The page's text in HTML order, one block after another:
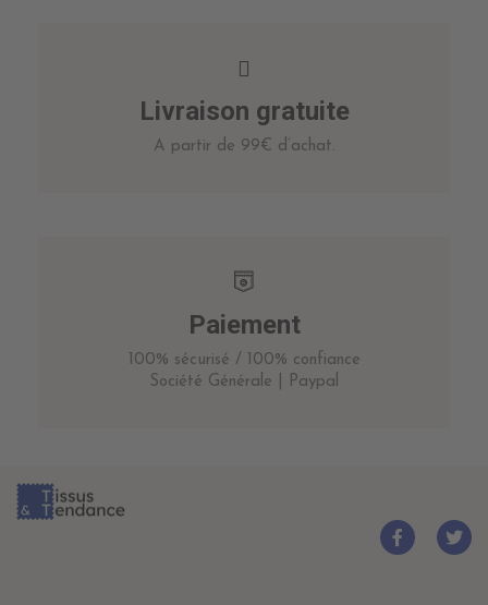
Livraison gratuite
A partir de 99€ d’achat.
Paiement
100% sécurisé / 100% confiance
Société Générale | Paypal